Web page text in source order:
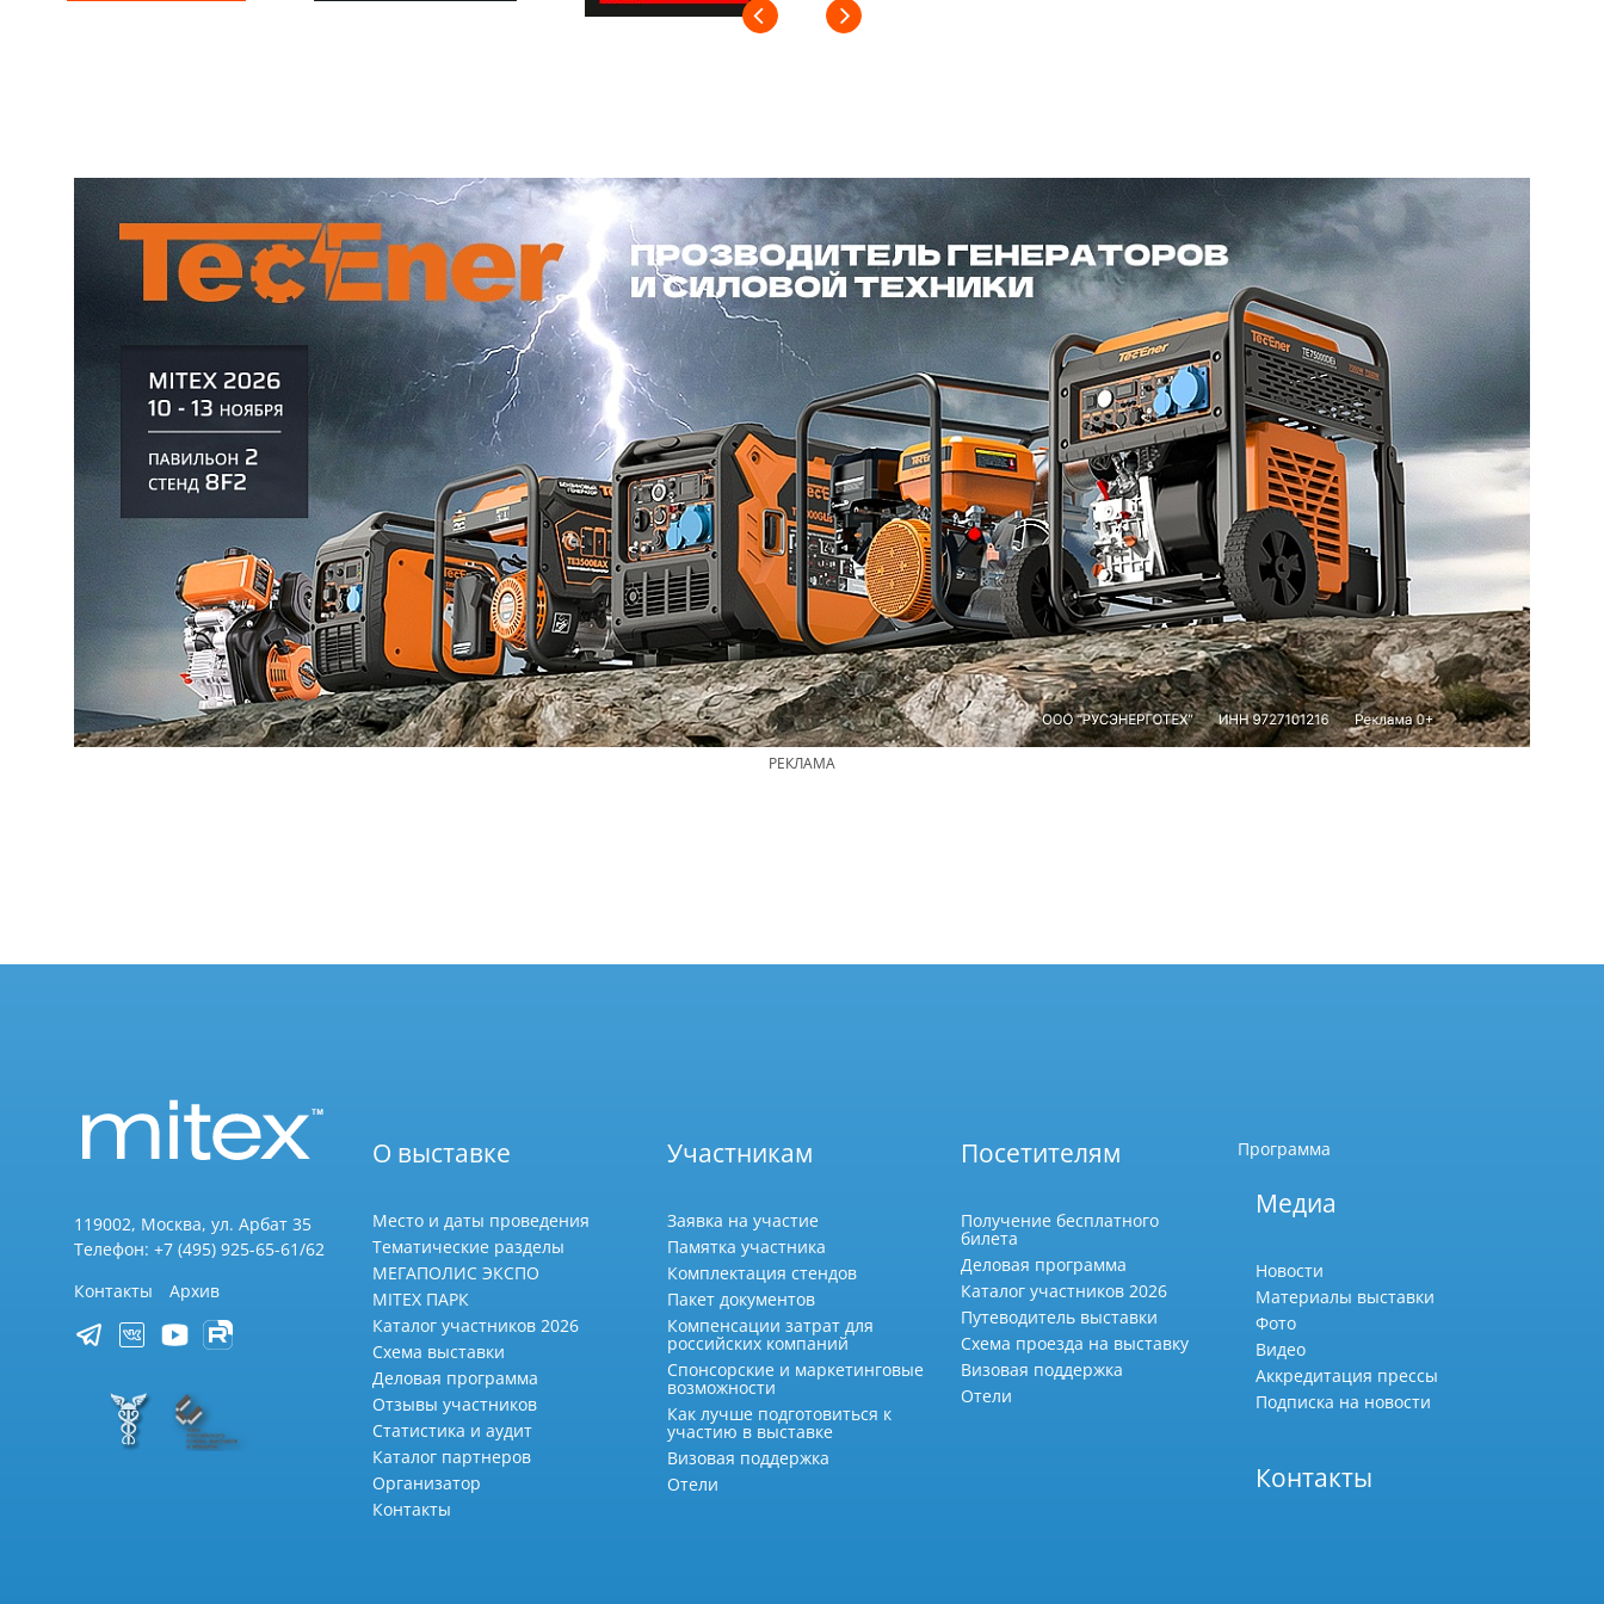
РЕКЛАМА
119002, Москва, ул. Арбат 35
Телефон: +7 (495) 925-65-61/62
Контакты
Архив
О выставке
Место и даты проведения
Тематические разделы
МЕГАПОЛИС ЭКСПО
MITEX ПАРК
Каталог участников 2026
Схема выставки
Деловая программа
Отзывы участников
Статистика и аудит
Каталог партнеров
Организатор
Контакты
Участникам
Заявка на участие
Памятка участника
Комплектация стендов
Пакет документов
Компенсации затрат для
российских компаний
Спонсорские и маркетинговые
возможности
Как лучше подготовиться к
участию в выставке
Визовая поддержка
Отели
Посетителям
Получение бесплатного
билета
Деловая программа
Каталог участников 2026
Путеводитель выставки
Схема проезда на выставку
Визовая поддержка
Отели
Программа
Медиа
Новости
Материалы выставки
Фото
Видео
Аккредитация прессы
Подписка на новости
Контакты